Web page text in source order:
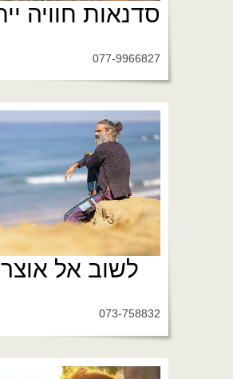
סדנאות חוויה
077-9966827
לשוב אל
073-758832